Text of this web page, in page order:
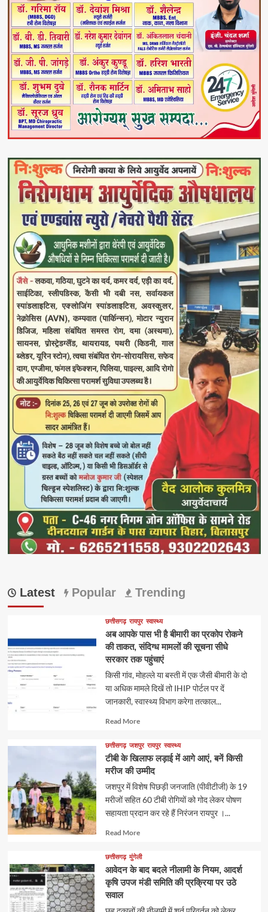
Latest Popular Trending
छत्तीसगढ़ रायपुर स्वास्थ्य
अब आपके पास भी है बीमारी का प्रकोप रोकने
की ताकत, संदिग्ध मामलों की सूचना सीधे
सरकार तक पहुंचाएं
किसी गांव, मोहल्ले या बस्ती में एक जैसी बीमारी के दो
या अधिक मामले दिखें तो IHIP पोर्टल पर दें
जानकारी, स्वास्थ्य विभाग करेगा तत्काल...
Read MoreRead
about
छत्तीसगढ़ जशपुर रायपुर स्वास्थ्य
टीबी के खिलाफ लड़ाई में आगे आएं, बनें किसी
मरीज की उम्मीद
जशपुर में विशेष पिछड़ी जनजाति (पीवीटीजी) के 19
मरीजों सहित 60 टीबी रोगियों को गोद लेकर पोषण
सहायता प्रदान कर रहे हैं निरंजन रायपुर ।...
Read MoreRead
about
छत्तीसगढ़ मुंगेली
आवेदन के बाद बदले नीलामी के नियम, आदर्श
कृषि उपज मंडी समिति की प्रक्रिया पर उठे
सवाल